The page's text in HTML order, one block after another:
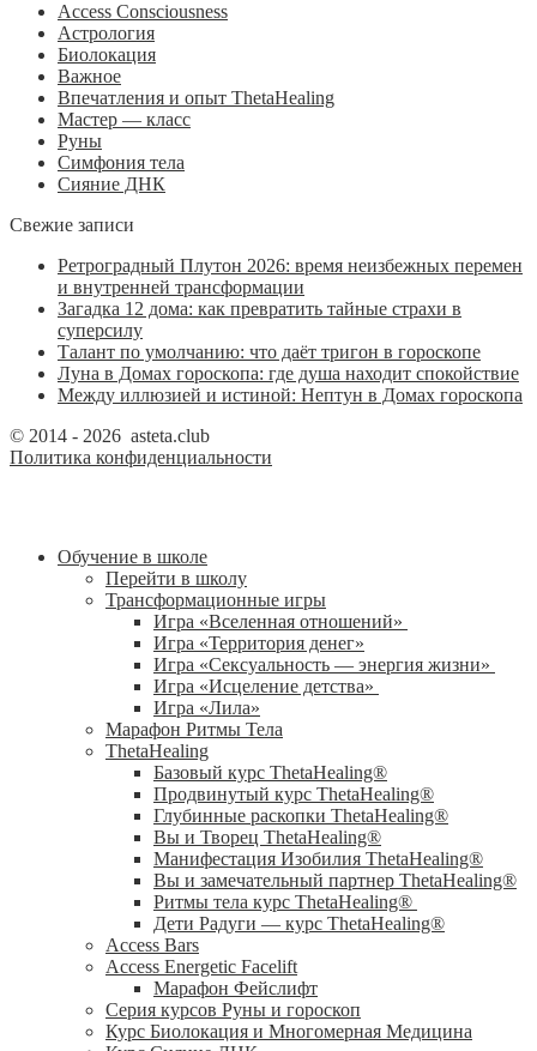
Access Consciousness
Астрология
Биолокация
Важное
Впечатления и опыт ThetaHealing
Мастер — класс
Руны
Симфония тела
Сияние ДНК
Свежие записи
Ретроградный Плутон 2026: время неизбежных перемен
и внутренней трансформации
Загадка 12 дома: как превратить тайные страхи в
суперсилу
Талант по умолчанию: что даёт тригон в гороскопе
Луна в Домах гороскопа: где душа находит спокойствие
Между иллюзией и истиной: Нептун в Домах гороскопа
© 2014 - 2026 asteta.club
Политика конфиденциальности
Обучение в школе
Перейти в школу
Трансформационные игры
Игра «Вселенная отношений»
Игра «Территория денег»
Игра «Сексуальность — энергия жизни»
Игра «Исцеление детства»
Игра «Лила»
Марафон Ритмы Тела
ThetaHealing
Базовый курс ThetaHealing®
Продвинутый курс ThetaHealing®
Глубинные раскопки ThetaHealing®
Вы и Творец ThetaHealing®
Манифестация Изобилия ThetaHealing®
Вы и замечательный партнер ThetaHealing®
Ритмы тела курс ThetaHealing®
Дети Радуги — курс ThetaHealing®
Access Bars
Access Energetic Facelift
Марафон Фейслифт
Серия курсов Руны и гороскоп
Курс Биолокация и Многомерная Медицина